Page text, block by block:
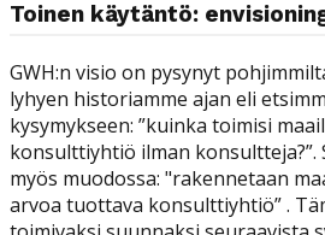
Toinen käytäntö:
GWH:n visio on pysynyt
lyhyen historiamme ajan eli
kysymykseen: ”kuinka toimisi
konsulttiyhtiö ilman konsultteja?”.
myös muodossa: "rakennetaan
arvoa tuottava konsulttiyhtiö” .